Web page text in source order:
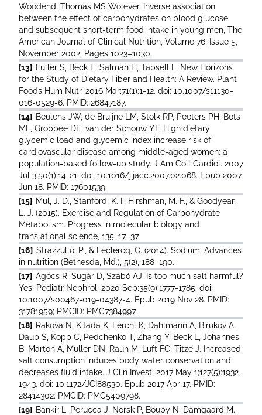
Woodend, Thomas MS Wolever, Inverse association
between the effect of carbohydrates on blood glucose
and subsequent short-term food intake in young men, The
American Journal of Clinical Nutrition, Volume 76, Issue 5,
November 2002, Pages 1023–1030,
[13] Fuller S, Beck E, Salman H, Tapsell L. New Horizons
for the Study of Dietary Fiber and Health: A Review. Plant
Foods Hum Nutr. 2016 Mar;71(1):1-12. doi: 10.1007/s11130-
016-0529-6. PMID: 26847187.
[14] Beulens JW, de Bruijne LM, Stolk RP, Peeters PH, Bots
ML, Grobbee DE, van der Schouw YT. High dietary
glycemic load and glycemic index increase risk of
cardiovascular disease among middle-aged women: a
population-based follow-up study. J Am Coll Cardiol. 2007
Jul 3;50(1):14-21. doi: 10.1016/j.jacc.2007.02.068. Epub 2007
Jun 18. PMID: 17601539.
[15] Mul, J. D., Stanford, K. I., Hirshman, M. F., & Goodyear,
L. J. (2015). Exercise and Regulation of Carbohydrate
Metabolism. Progress in molecular biology and
translational science, 135, 17–37.
[16] Strazzullo, P., & Leclercq, C. (2014). Sodium. Advances
in nutrition (Bethesda, Md.), 5(2), 188–190.
[17] Agócs R, Sugár D, Szabó AJ. Is too much salt harmful?
Yes. Pediatr Nephrol. 2020 Sep;35(9):1777-1785. doi:
10.1007/s00467-019-04387-4. Epub 2019 Nov 28. PMID:
31781959; PMCID: PMC7384997.
[18] Rakova N, Kitada K, Lerchl K, Dahlmann A, Birukov A,
Daub S, Kopp C, Pedchenko T, Zhang Y, Beck L, Johannes
B, Marton A, Müller DN, Rauh M, Luft FC, Titze J. Increased
salt consumption induces body water conservation and
decreases fluid intake. J Clin Invest. 2017 May 1;127(5):1932-
1943. doi: 10.1172/JCI88530. Epub 2017 Apr 17. PMID:
28414302; PMCID: PMC5409798.
[19] Bankir L, Perucca J, Norsk P, Bouby N, Damgaard M.